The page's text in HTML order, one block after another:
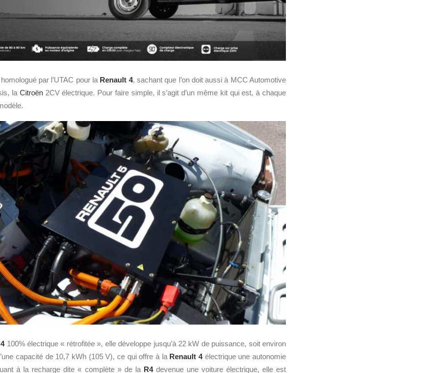
par l’UTAC pour la Renault 4, sachant que l’on doit aussi à MCC Automotive
la Citroën2CV électrique. Pour faire simple, il s’agit d’un même kit qui est, à chaque
100% électrique « rétrofitée », elle développe jusqu’à 22 kW de puissance, soit environ
capacité de 10,7 kWh (105 V), ce qui offre à la Renault 4électrique une autonomie
à la recharge dite « complète » de la R4devenue une voiture électrique, elle est